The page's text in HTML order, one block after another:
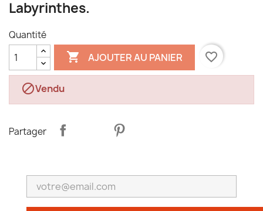
Labyrinthes.
Quantité
 AJOUTER AU PANIER favorite_border
Vendu
Partager